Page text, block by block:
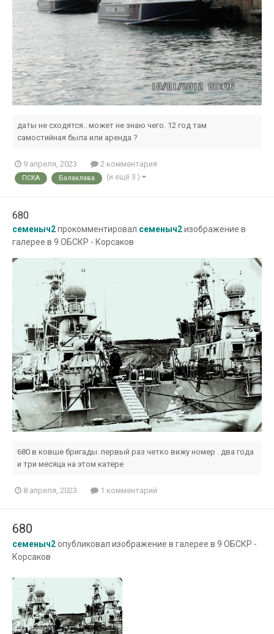
даты не сходятся.. может не знаю чего. 12 год там
самостийная была или аренда ?
9 апреля, 2023 2 комментария
ПСКА Балаклава (и ещё 3 )
680
семеныч2прокомментировал семеныч2изображение в
галерее в 9 ОБСКР - Корсаков
680 в ковше бригады. первый раз четко вижу номер . два года
и три месяца на этом катере
8 апреля, 2023 1 комментарий
680
семеныч2опубликовал изображение в галерее в 9 ОБСКР -
Корсаков